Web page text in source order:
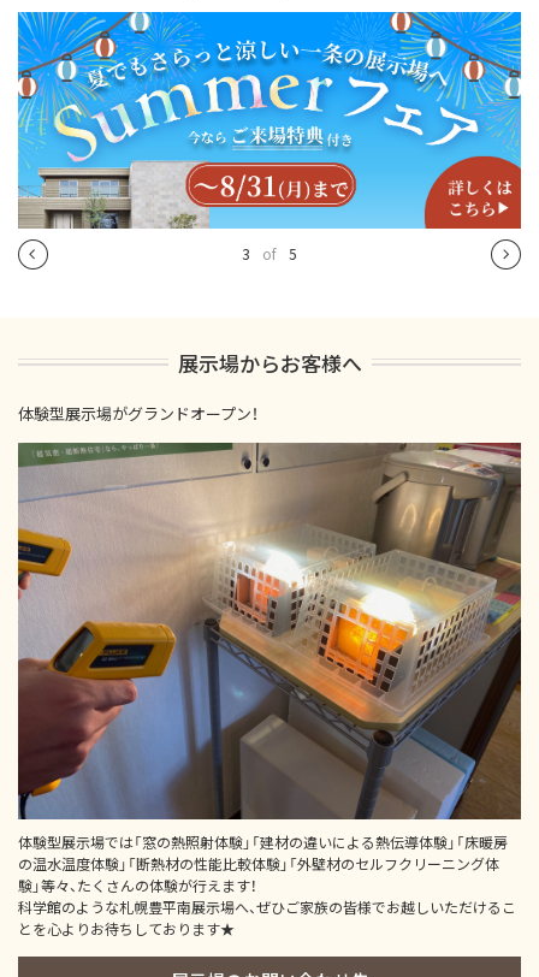
4 of 5
展示場からお客様へ
体験型展示場がグランドオープン！
体験型展示場では「窓の熱照射体験」「建材の違いによる熱伝導体験」「床暖房
の温水温度体験」「断熱材の性能比較体験」「外壁材のセルフクリーニング体
験」等々、たくさんの体験が行えます！
科学館のような札幌豊平南展示場へ、ぜひご家族の皆様でお越しいただけるこ
とを心よりお待ちしております★